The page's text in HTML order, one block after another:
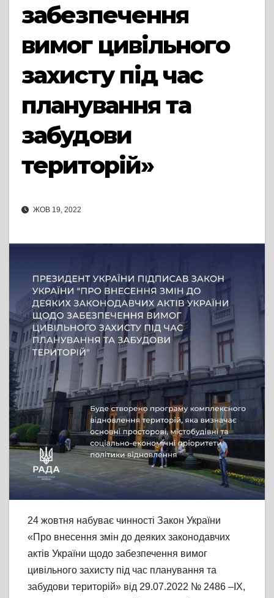
забезпечення
вимог цивільного
захисту під час
планування та
забудови
територій»
ЖОВ 19, 2022
24 жовтня набуває чинності Закон України
«Про внесення змін до деяких законодавчих
актів України щодо забезпечення вимог
цивільного захисту під час планування та
забудови територій» від 29.07.2022 № 2486 –ІХ,